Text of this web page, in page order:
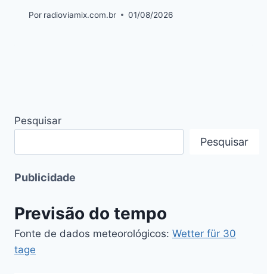
Por radioviamix.com.br 01/08/2026
Pesquisar
Pesquisar
Publicidade
Previsão do tempo
Fonte de dados meteorológicos: Wetter für 30
tage